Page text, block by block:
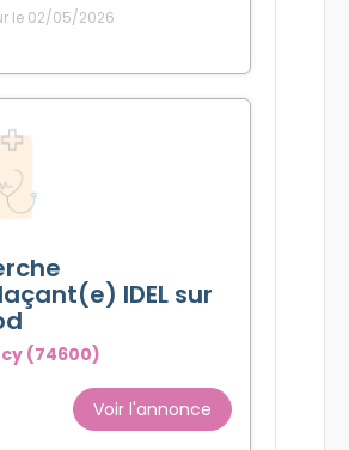
le 02/05/2026
IDEL sur
(74600)
Voir l'annonce